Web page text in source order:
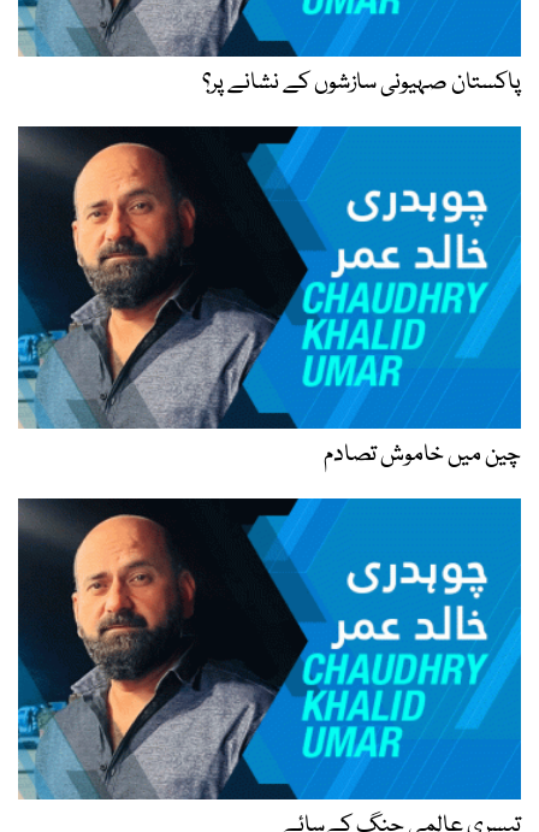
پاکستان صہیونی سازشوں کے نشانے پر؟
چین میں خاموش تصادم